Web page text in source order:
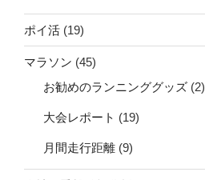
ポイ活 (19)
マラソン (45)
お勧めのランニンググッズ (2)
大会レポート (19)
月間走行距離 (9)